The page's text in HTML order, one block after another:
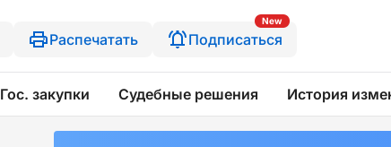
Распечатать
New
Подписаться
Гос. закупки Судебные решения История